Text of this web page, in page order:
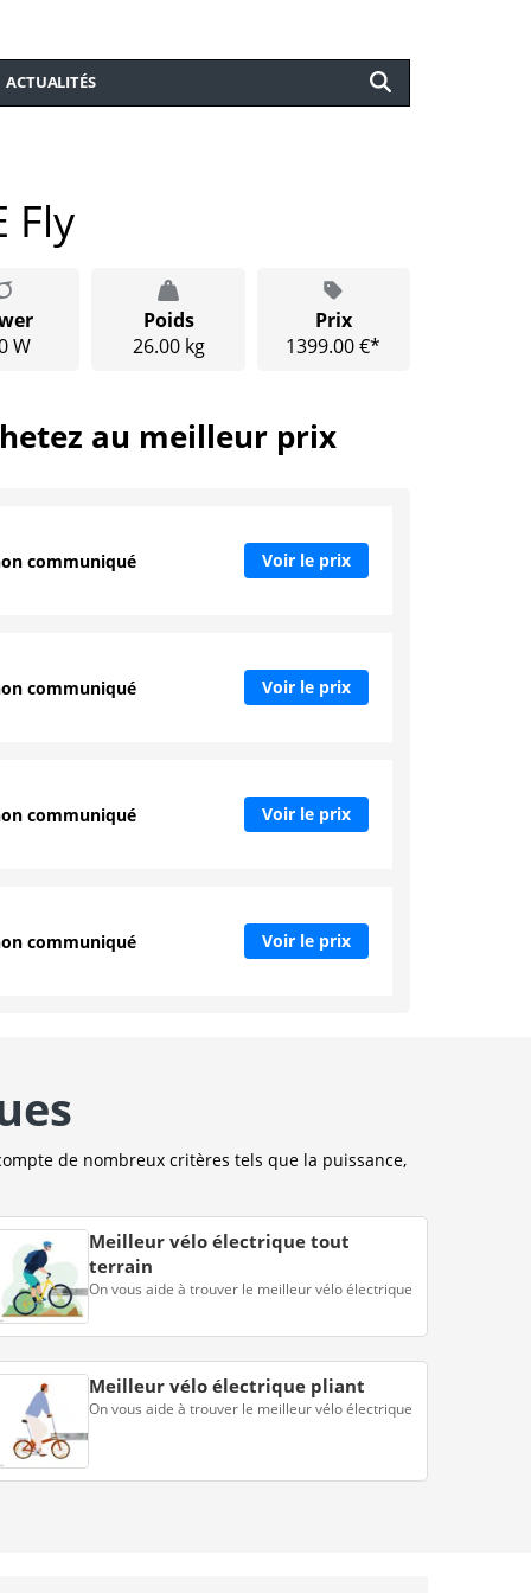
ACTUALITÉS
Fly
W
Poids
26.00 kg
Prix
1399.00 €*
au meilleur prix
communiqué Voir le prix
communiqué Voir le prix
communiqué Voir le prix
communiqué Voir le prix
de nombreux critères tels que la puissance,
Meilleur vélo électrique tout
terrain
On vous aide à trouver le meilleur vélo électrique
Meilleur vélo électrique pliant
On vous aide à trouver le meilleur vélo électrique